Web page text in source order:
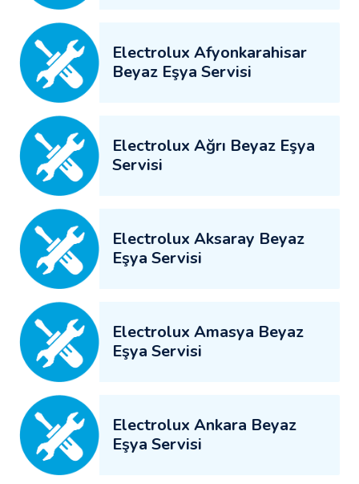
Electrolux Afyonkarahisar
Beyaz Eşya Servisi
Electrolux Ağrı Beyaz Eşya
Servisi
Electrolux Aksaray Beyaz
Eşya Servisi
Electrolux Amasya Beyaz
Eşya Servisi
Electrolux Ankara Beyaz
Eşya Servisi